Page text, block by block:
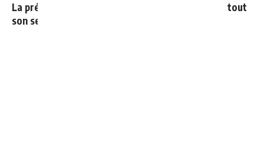
La prédiction de Cristiano sur Mbappé qui prend tout
son sens aujourd’hui